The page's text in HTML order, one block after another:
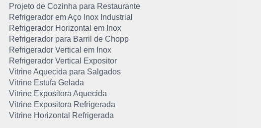
Projeto de Cozinha para Restaurante
Refrigerador em Aço Inox Industrial
Refrigerador Horizontal em Inox
Refrigerador para Barril de Chopp
Refrigerador Vertical em Inox
Refrigerador Vertical Expositor
Vitrine Aquecida para Salgados
Vitrine Estufa Gelada
Vitrine Expositora Aquecida
Vitrine Expositora Refrigerada
Vitrine Horizontal Refrigerada